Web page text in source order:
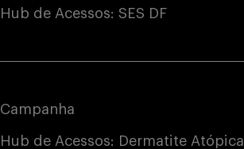
Hub de Acessos: SES DF
Campanha
Hub de Acessos: Dermatite Atópica